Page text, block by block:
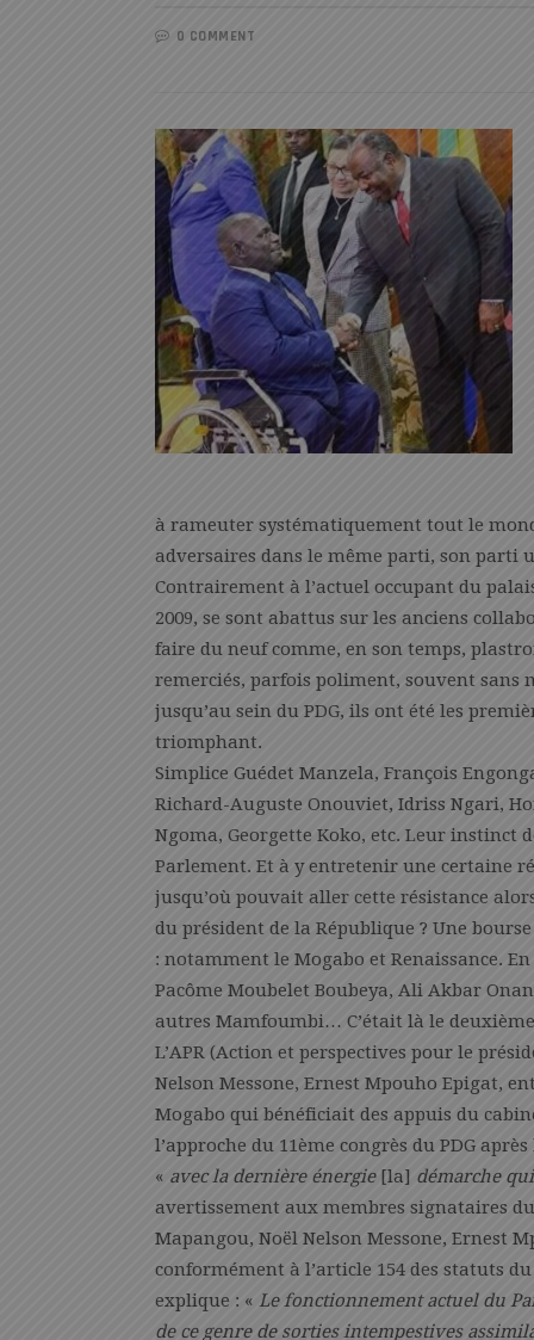
0 COMMENT
à rameuter systématiquement tout le
adversaires dans le même parti, son parti
Contrairement à l’actuel occupant du
2009, se sont abattus sur les anciens
faire du neuf comme, en son temps,
remerciés, parfois poliment, souvent sans
jusqu’au sein du PDG, ils ont été les
triomphant.
Simplice Guédet Manzela, François
Richard-Auguste Onouviet, Idriss Ngari,
Ngoma, Georgette Koko, etc. Leur instinct
Parlement. Et à y entretenir une certaine
jusqu’où pouvait aller cette résistance
du président de la République ? Une
: notamment le Mogabo et Renaissance.
Pacôme Moubelet Boubeya, Ali Akbar
autres Mamfoumbi… C’était là le
L’APR (Action et perspectives pour le
Nelson Messone, Ernest Mpouho Epigat,
Mogabo qui bénéficiait des appuis du
l’approche du 11ème congrès du PDG
« avec la dernière énergie[la] démarche
avertissement aux membres signataires
Mapangou, Noël Nelson Messone, Ernest
conformément à l’article 154 des statuts
explique : « Le fonctionnement actuel du
de ce genre de sorties intempestives